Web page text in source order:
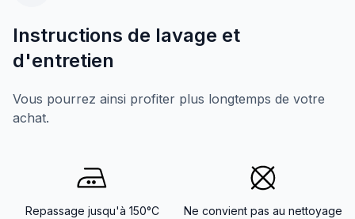
Instructions de lavage et
d'entretien
Vous pourrez ainsi profiter plus longtemps de votre
achat.
Repassage jusqu'à 150°C
Ne convient pas au nettoyage